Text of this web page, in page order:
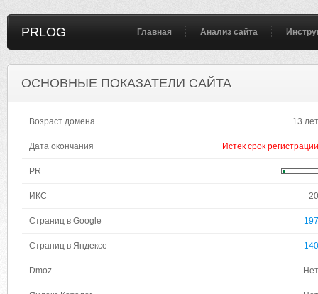
PRLOG Главная Анализ сайта
ОСНОВНЫЕ ПОКАЗАТЕЛИ САЙТА
Возраст домена 13 лет
Дата окончания Истек срок регистрации
PR
ИКС 20
Страниц в Google 197
Страниц в Яндексе 140
Dmoz Нет